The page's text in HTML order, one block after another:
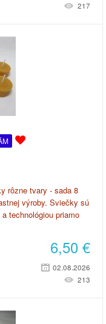
217
rôzne tvary - sada 8
výroby. Sviečky sú
technológiou priamo
6,50 €
02.08.2026
213